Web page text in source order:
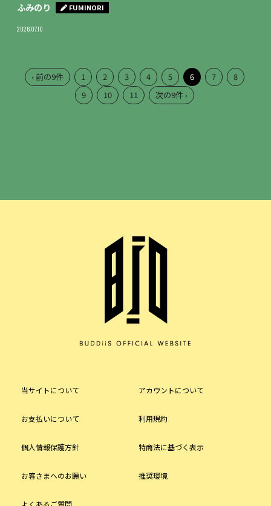
ふみのり FUMINORI
2026.07.10
‹ 前の9件 1 2 3 4 5 6 7
8
9
10 11 次の9件 ›
当サイトについて アカウントについて
お支払いについて 利用規約
個人情報保護方針 特商法に基づく表示
お客さまへのお願い 推奨環境
よくあるご質問